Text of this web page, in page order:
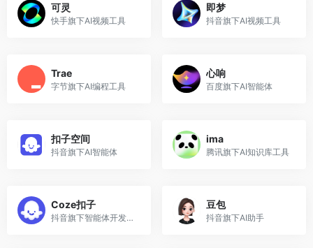
可灵
快手旗下AI视频工具
即梦
抖音旗下AI视频工具
Trae
字节旗下AI编程工具
心响
百度旗下AI智能体
扣子空间
抖音旗下AI智能体
ima
腾讯旗下AI知识库工具
Coze扣子
抖音旗下智能体开发平台
豆包
抖音旗下AI助手